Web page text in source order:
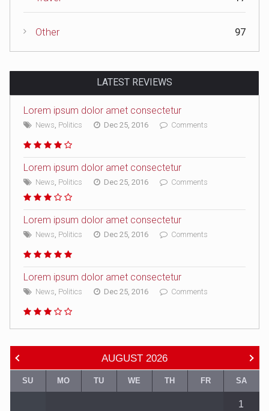
Other 97
LATEST REVIEWS
Lorem ipsum dolor amet consectetur
News Politics Dec 25, 2016 Comments
Lorem ipsum dolor amet consectetur
News Politics Dec 25, 2016 Comments
Lorem ipsum dolor amet consectetur
News Politics Dec 25, 2016 Comments
Lorem ipsum dolor amet consectetur
News Politics Dec 25, 2016 Comments
AUGUST 2026
SU MO TU WE TH FR SA
1